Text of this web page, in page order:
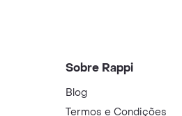
Sobre Rappi
Blog
Termos e Condições